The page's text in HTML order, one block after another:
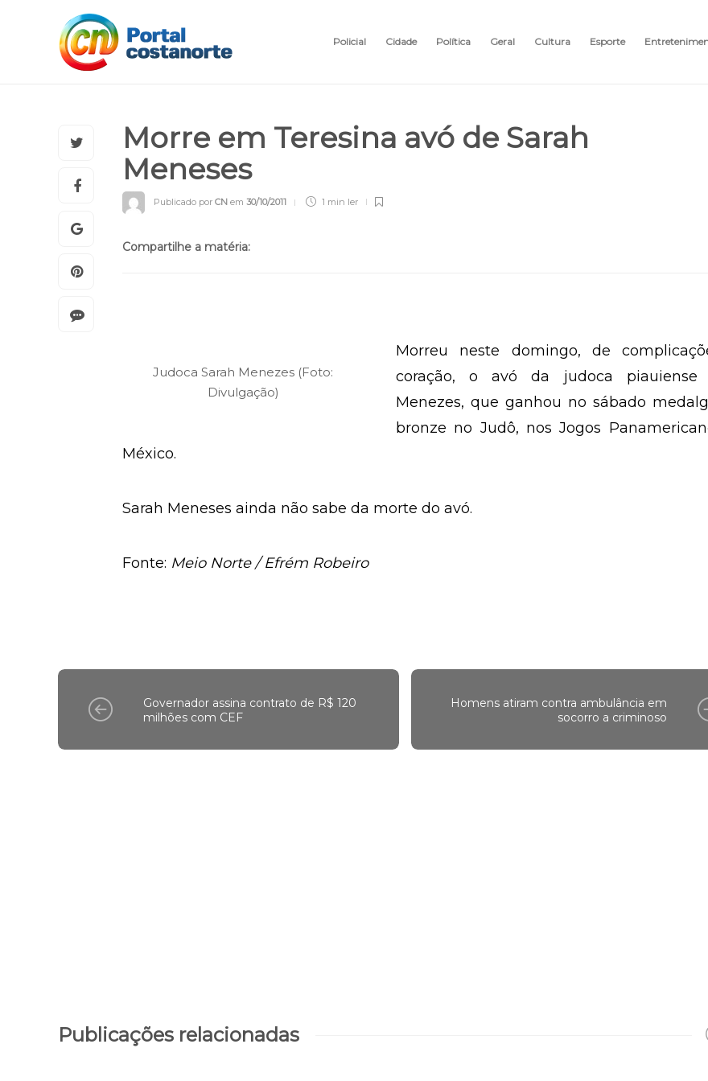
Policial Cidade Política Geral Cultura Esporte
Morre em Teresina avó de Sarah
Meneses
Publicado por CN em 30/10/2011 1 min ler
Compartilhe a matéria:
Judoca Sarah Menezes (Foto:
Divulgação)
Morreu neste domingo, de
coração, o avó da judoca piauiense
Menezes, que ganhou no sábado
bronze no Judô, nos Jogos
México.
Sarah Meneses ainda não sabe da morte do avó.
Fonte: Meio Norte / Efrém Robeiro
Governador assina contrato de R$ 120
milhões com CEF
Homens atiram contra ambulância em
socorro a criminoso
Publicações relacionadas